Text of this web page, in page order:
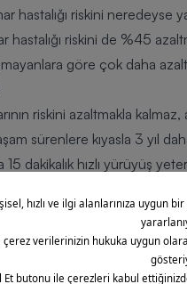
hastalığı riskini neredeyse
riskini de %45
göre çok daha
riskini azaltmakla
sürenlere kıyasla 3 yıl
dakikalık hızlı yürüyüş